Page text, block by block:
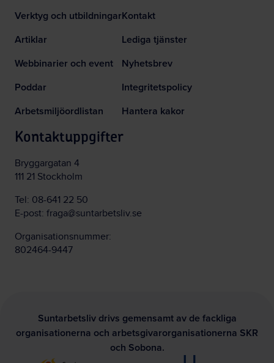
Verktyg och utbildningar
Artiklar
Webbinarier och event
Poddar
Arbetsmiljöordlistan
Kontakt
Lediga tjänster
Nyhetsbrev
Integritetspolicy
Hantera kakor
Kontaktuppgifter
Bryggargatan 4
111 21 Stockholm
Tel: 08-641 22 50
E-post: fraga@suntarbetsliv.se
Organisationsnummer:
802464-9447
Suntarbetsliv drivs gemensamt av de fackliga
organisationerna och arbetsgivarorganisationerna SKR
och Sobona.